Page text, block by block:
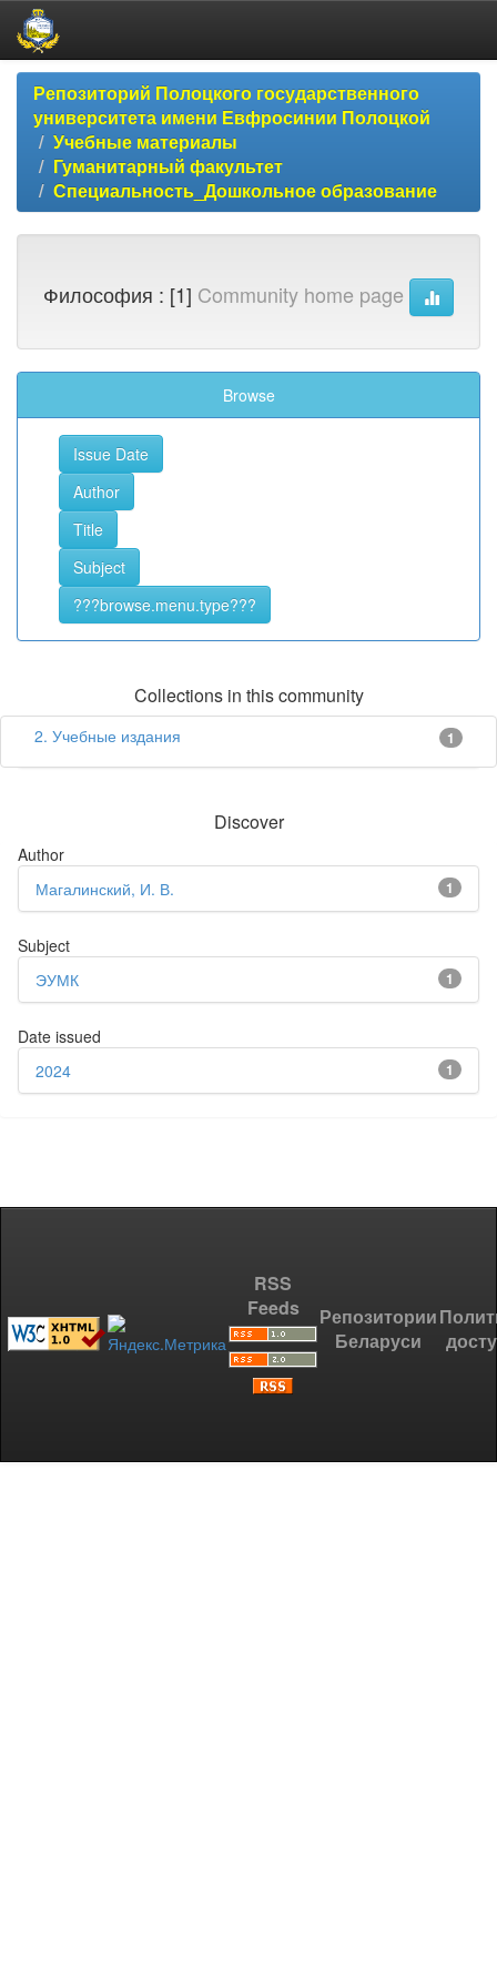
Skip
navigationРепозиторий Полоцкого государственного
университета имени Евфросинии Полоцкой
Учебные материалы
Гуманитарный факультет
Специальность_Дошкольное образование
Философия : [1] Community home page
Browse
Collections in this community
2. Учебные издания 1
Discover
Author
1
Магалинский, И. В.
Subject
1
ЭУМК
Date issued
1
2024
RSS
Feeds
Репозитории
Беларуси